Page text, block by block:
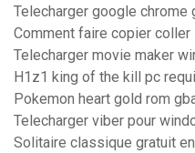
Telecharger google
Comment faire copier coller
Telecharger movie maker
H1z1 king of the kill pc
Pokemon heart gold rom
Telecharger viber pour
Solitaire classique gratuit